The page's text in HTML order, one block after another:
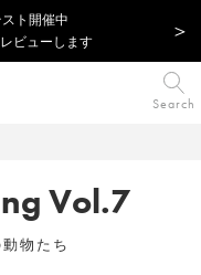
ト開催中
ビューします
Search
Vol.7
物たち